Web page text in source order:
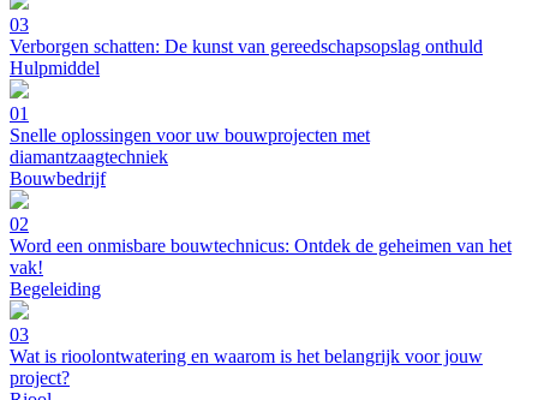
03
Verborgen schatten: De kunst van gereedschapsopslag onthuld
Hulpmiddel
01
Snelle oplossingen voor uw bouwprojecten met
diamantzaagtechniek
Bouwbedrijf
02
Word een onmisbare bouwtechnicus: Ontdek de geheimen van het
vak!
Begeleiding
03
Wat is rioolontwatering en waarom is het belangrijk voor jouw
project?